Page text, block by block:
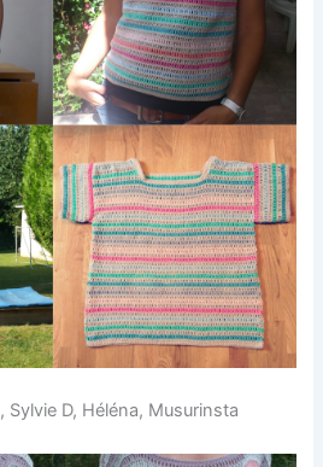
, Sylvie D, Héléna, Musurinsta